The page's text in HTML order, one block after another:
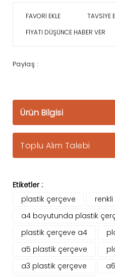
TAVSİYE
FİYATI DÜŞÜNCE HABER VER
Paylaş :
Ürün Bilgisi
Toplu Alım Talebi
Etiketler :
plastik çerçeve
a4 boyutunda plastik
plastik çerçeve a4
a5 plastik çerçeve
a3 plastik çerçeve